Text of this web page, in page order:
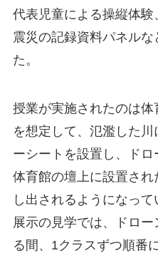
代表児童による操縦体
震災の記録資料パネル
た。
授業が実施されたのは
を想定して、氾濫した
ーシートを設置し、ドロ
体育館の壇上に設置さ
し出されるようになって
展示の見学では、ドロ
る間、1クラスずつ順番